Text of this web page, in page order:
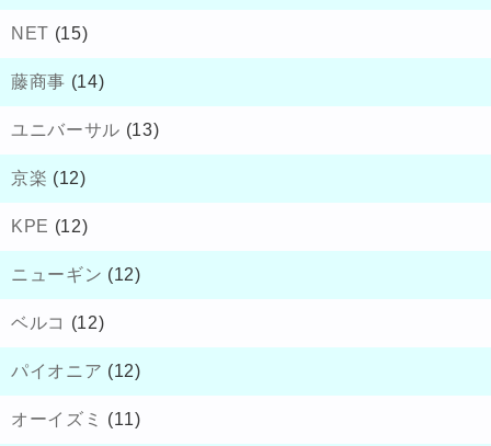
NET (15)
藤商事 (14)
ユニバーサル (13)
京楽 (12)
KPE (12)
ニューギン (12)
ベルコ (12)
パイオニア (12)
オーイズミ (11)